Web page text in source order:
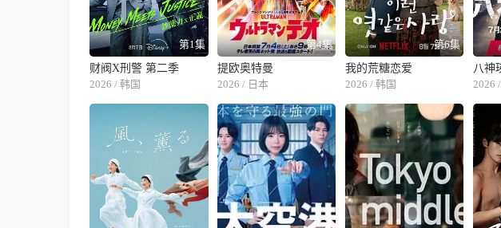
第1集
财阀X刑警 第二季
2026 / 韩国
第4集
提欧奥特曼
2026 / 日本
第6集
我的荒糖恋爱
2026 / 韩国
2026